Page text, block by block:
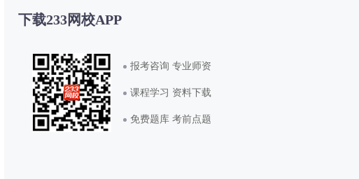
下载233网校APP
报考咨询 专业师资
课程学习 资料下载
免费题库 考前点题